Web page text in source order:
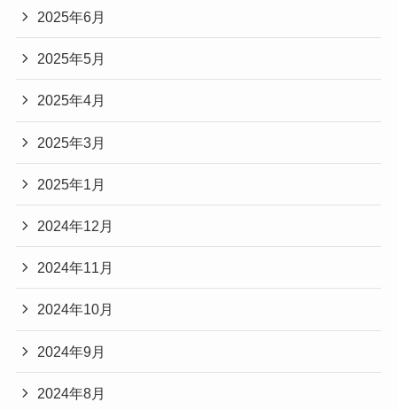
2025年6月
2025年5月
2025年4月
2025年3月
2025年1月
2024年12月
2024年11月
2024年10月
2024年9月
2024年8月